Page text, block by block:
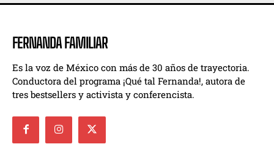
FERNANDA FAMILIAR
Es la voz de México con más de 30 años de trayectoria.
Conductora del programa ¡Qué tal Fernanda!, autora de
tres bestsellers y activista y conferencista.